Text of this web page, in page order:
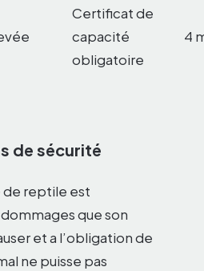
Certificat de
capacité
obligatoire
4
de sécurité
reptile est
que son
et a l’obligation de
ne puisse pas